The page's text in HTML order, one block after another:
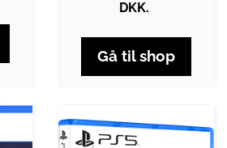
DKK.
Gå til shop